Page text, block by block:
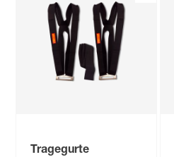
Tragegurte